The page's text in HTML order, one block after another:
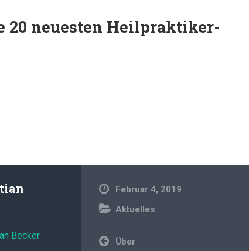
20 neuesten Heilpraktiker-
Becker
Februar 4, 2019
Aktuelles
Beitragsnavigation
Über